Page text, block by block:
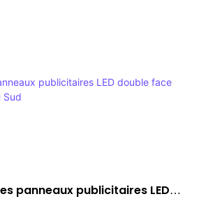
panneaux publicitaires LED